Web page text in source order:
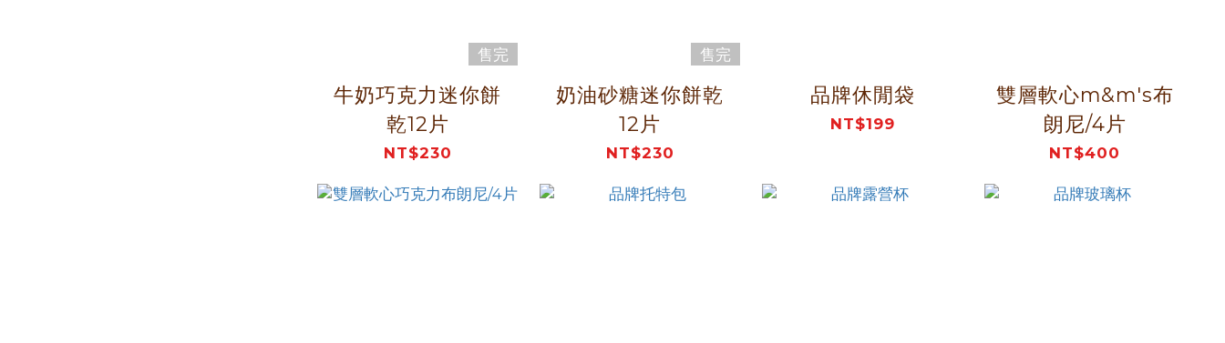
售完
牛奶巧克力迷你餅
乾12片
NT$230
售完
奶油砂糖迷你餅乾
12片
NT$230
品牌休閒袋
NT$199
雙層軟心m&m's布
朗尼/4片
NT$400